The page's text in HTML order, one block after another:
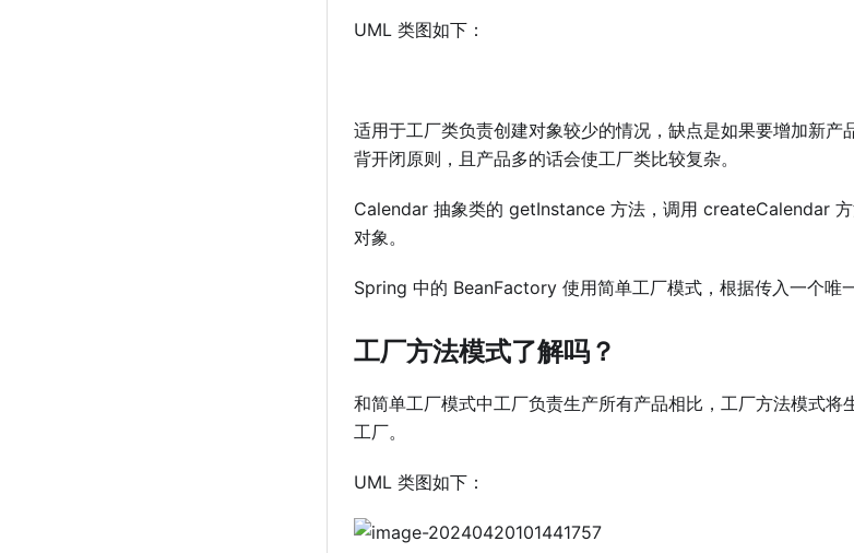
UML 类图如下：
适⽤于⼯⼚类负责创建对象较少的情况，缺点是如果要增加新产
背开闭原则，且产品多的话会使⼯⼚类⽐较复杂。
Calendar 抽象类的 getInstance ⽅法，调⽤ createCalendar
对象。
Spring 中的 BeanFactory 使⽤简单⼯⼚模式，根据传⼊⼀个唯
⼯⼚⽅法模式了解吗？
和简单⼯⼚模式中⼯⼚负责⽣产所有产品相⽐，⼯⼚⽅法模式将
⼯⼚。
UML 类图如下：